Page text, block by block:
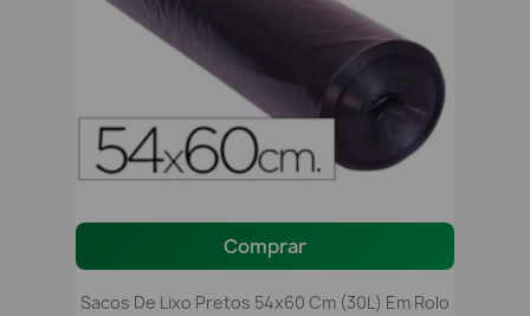
Comprar
Sacos De Lixo Pretos 54x60 Cm (30L) Em Rolo